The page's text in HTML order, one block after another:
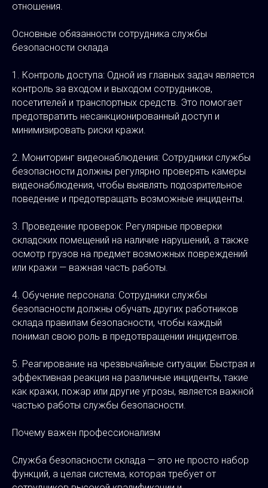
отношения.
Основные обязанности сотрудника службы
безопасности склада
1. Контроль доступа: Одной из главных задач является
контроль за входом и выходом сотрудников,
посетителей и транспортных средств. Это помогает
предотвратить несанкционированный доступ и
минимизировать риски кражи.
2. Мониторинг видеонаблюдения: Сотрудники службы
безопасности должны регулярно проверять камеры
видеонаблюдения, чтобы выявлять подозрительное
поведение и предотвращать возможные инциденты.
3. Проведение проверок: Регулярные проверки
складских помещений на наличие нарушений, а также
осмотр грузов на предмет возможных повреждений
или кражи — важная часть работы.
4. Обучение персонала: Сотрудники службы
безопасности должны обучать других работников
склада правилам безопасности, чтобы каждый
понимал свою роль в предотвращении инцидентов.
5. Реагирование на чрезвычайные ситуации: Быстрая и
эффективная реакция на различные инциденты, такие
как кражи, пожар или другие угрозы, является важной
частью работы службы безопасности.
Почему важен профессионализм
Служба безопасности склада — это не просто набор
функций, а целая система, которая требует от